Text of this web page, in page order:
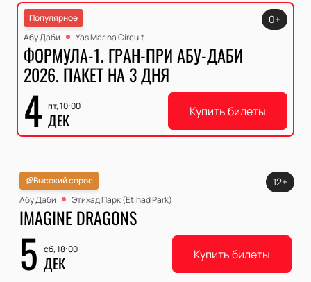
Популярное
Абу Даби
Yas Marina Circuit
ФОРМУЛА-1. ГРАН-ПРИ АБУ-ДАБИ
2026. ПАКЕТ НА 3 ДНЯ
4 пт, 10:00
ДЕК
0+
Купить билеты
Высокий спрос
Абу Даби
Этихад Парк (Etihad Park)
IMAGINE DRAGONS
5 сб, 18:00
ДЕК
12+
Купить билеты